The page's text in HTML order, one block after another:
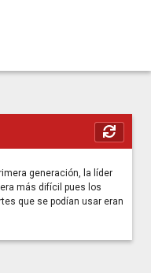
generación, la líder
más difícil pues los
que se podían usar eran